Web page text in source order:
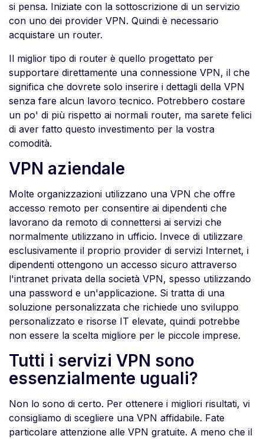
si pensa. Iniziate con la sottoscrizione di un servizio
con uno dei provider VPN. Quindi è necessario
acquistare un router.
Il miglior tipo di router è quello progettato per
supportare direttamente una connessione VPN, il che
significa che dovrete solo inserire i dettagli della VPN
senza fare alcun lavoro tecnico. Potrebbero costare
un po' di più rispetto ai normali router, ma sarete felici
di aver fatto questo investimento per la vostra
comodità.
VPN aziendale
Molte organizzazioni utilizzano una VPN che offre
accesso remoto per consentire ai dipendenti che
lavorano da remoto di connettersi ai servizi che
normalmente utilizzano in ufficio. Invece di utilizzare
esclusivamente il proprio provider di servizi Internet, i
dipendenti ottengono un accesso sicuro attraverso
l'intranet privata della società VPN, spesso utilizzando
una password e un'applicazione. Si tratta di una
soluzione personalizzata che richiede uno sviluppo
personalizzato e risorse IT elevate, quindi potrebbe
non essere la scelta migliore per le piccole imprese.
Tutti i servizi VPN sono
essenzialmente uguali?
Non lo sono di certo. Per ottenere i migliori risultati, vi
consigliamo di scegliere una VPN affidabile. Fate
particolare attenzione alle VPN gratuite. A meno che il